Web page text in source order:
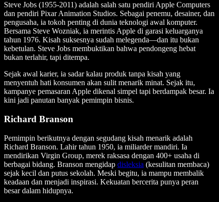
Steve Jobs (1955-2011) adalah salah satu pendiri Apple Computers
dan pendiri Pixar Animation Studios. Sebagai penemu, desainer, dan
pengusaha, ia tokoh penting di dunia teknologi awal komputer.
Bersama Steve Wozniak, ia merintis Apple di garasi keluarganya
tahun 1976. Kisah suksesnya sudah melegenda—dan itu bukan
kebetulan. Steve Jobs membuktikan bahwa pendongeng hebat
bukan terlahir, tapi ditempa.
Sejak awal karier, ia sadar kalau produk tanpa kisah yang
menyentuh hati konsumen akan sulit menarik minat. Sejak itu,
kampanye pemasaran Apple dikenal simpel tapi berdampak besar. Ia
kini jadi panutan banyak pemimpin bisnis.
Richard Branson
Pemimpin berikutnya dengan segudang kisah menarik adalah
Richard Branson. Lahir tahun 1950, ia miliarder mandiri. Ia
mendirikan Virgin Group, merek raksasa dengan 400+ usaha di
berbagai bidang. Branson mengidap disleksia (kesulitan membaca)
sejak kecil dan putus sekolah. Meski begitu, ia mampu membalik
keadaan dan menjadi inspirasi. Kekuatan bercerita punya peran
besar dalam hidupnya.